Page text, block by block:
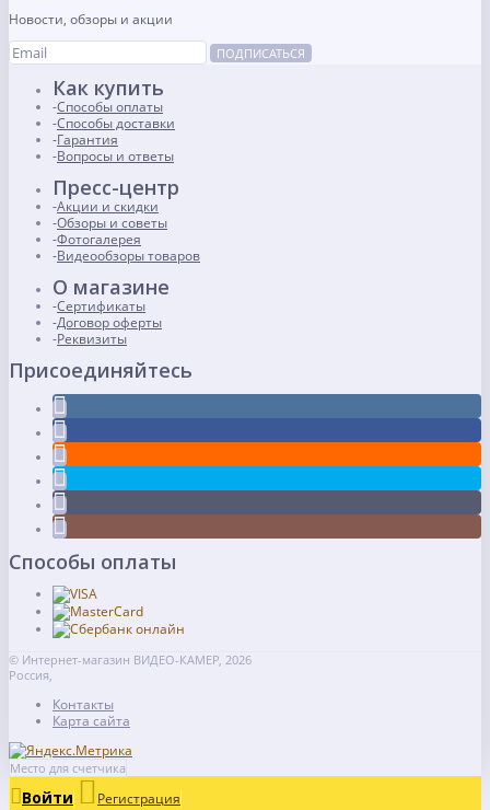
Новости, обзоры и акции
ПОДПИСАТЬСЯ
Как купить
Способы оплаты
Способы доставки
Гарантия
Вопросы и ответы
Пресс-центр
Акции и скидки
Обзоры и советы
Фотогалерея
Видеообзоры товаров
О магазине
Сертификаты
Договор оферты
Реквизиты
Присоединяйтесь
Способы оплаты
© Интернет-магазин ВИДЕО-КАМЕР, 2026
Россия,
Контакты
Карта сайта
Место для счетчика
Войти
Регистрация